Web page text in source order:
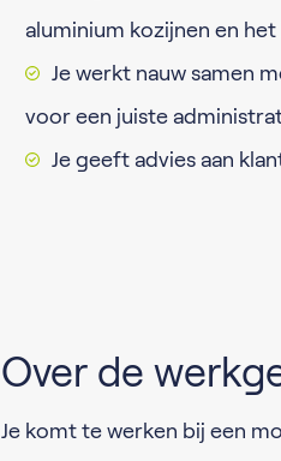
aluminium kozijnen en
Je werkt nauw samen
voor een juiste
Je geeft advies aan
Over de
Je komt te werken bij een